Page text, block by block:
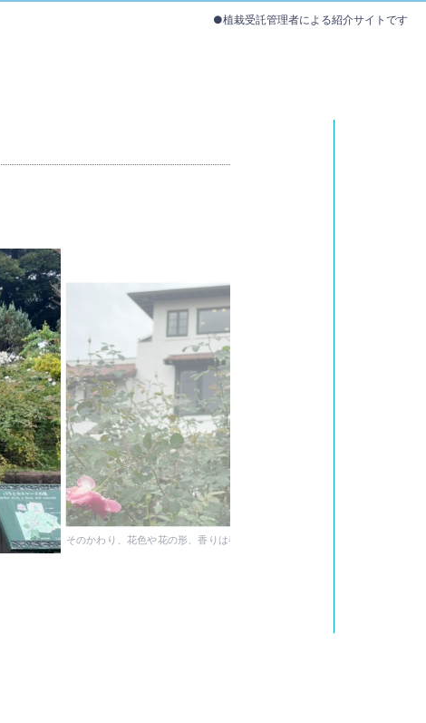
●植栽受託管理者による紹介サイトです
そのかわり、花色や花の形、香りは春より秋が優れていると言われています。